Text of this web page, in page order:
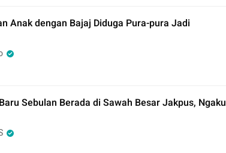
Anak dengan Bajaj Diduga Pura-pura Jadi
Sebulan Berada di Sawah Besar Jakpus, Ngaku